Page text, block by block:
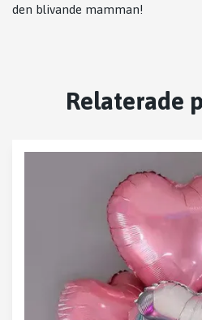
den blivande mamman!
Relaterade